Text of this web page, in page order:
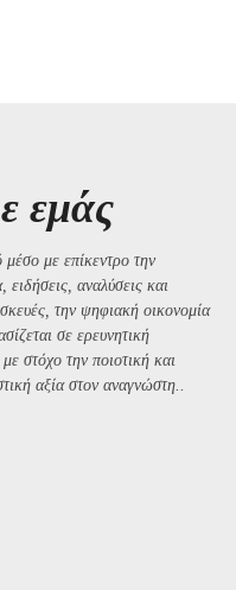
εμάς
με επίκεντρο την
ειδήσεις, αναλύσεις και
την ψηφιακή οικονομία
σε ερευνητική
στόχο την ποιοτική και
αξία στον αναγνώστη..